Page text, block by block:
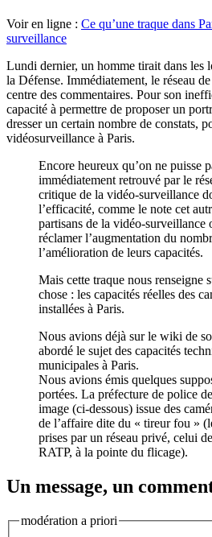
Voir en ligne : Ce qu’une traque dans
surveillance
Lundi dernier, un homme tirait dans les
la Défense. Immédiatement, le réseau
centre des commentaires. Pour son
capacité à permettre de proposer un
dresser un certain nombre de constats,
vidéosurveillance à Paris.
Encore heureux qu’on ne puisse
immédiatement retrouvé par le
critique de la vidéo-surveillance
l’efficacité, comme le note cet
partisans de la vidéo-surveillance
réclamer l’augmentation du
l’amélioration de leurs capacités.
Mais cette traque nous renseigne
chose : les capacités réelles des
installées à Paris.
Nous avions déjà sur le wiki de
abordé le sujet des capacités
municipales à Paris.
Nous avions émis quelques
portées. La préfecture de police
image (ci-dessous) issue des
de l’affaire dite du « tireur fou »
prises par un réseau privé, celui
RATP, à la pointe du flicage).
Un message, un
modération a priori